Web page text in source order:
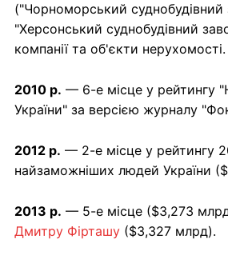
("Чорноморський суднобудівний
"Херсонський суднобудівний
компанії та об'єкти нерухомості.
2010 р. — 6-е місце у рейтингу
України" за версією журналу
2012 р. — 2-е місце у рейтингу
найзаможніших людей України
2013 р. — 5-е місце ($3,273
Дмитру Фірташу ($3,327 млрд).